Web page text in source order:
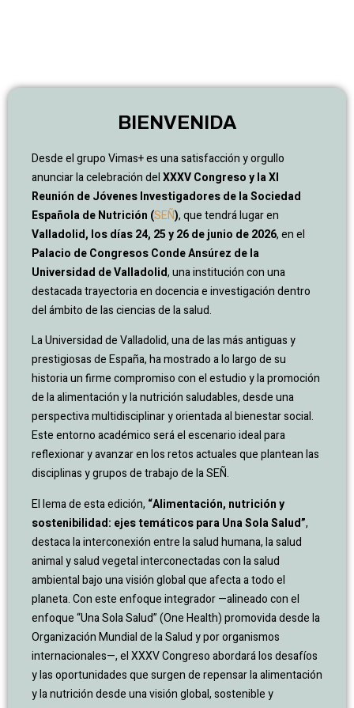
BIENVENIDA
Desde el grupo Vimas+ es una satisfacción y orgullo
anunciar la celebración delXXXV Congreso y la XI
Reunión de Jóvenes Investigadores de la Sociedad
Española de Nutrición (SEÑ), que tendrá lugar en
Valladolid, los días 24, 25 y 26 de junio de 2026, en el
Palacio de Congresos Conde Ansúrez de la
Universidad de Valladolid, una institución con una
destacada trayectoria en docencia e investigación dentro
del ámbito de las ciencias de la salud.
La Universidad de Valladolid, una de las más antiguas y
prestigiosas de España, ha mostrado a lo largo de su
historia un firme compromiso con el estudio y la promoción
de la alimentación y la nutrición saludables, desde una
perspectiva multidisciplinar y orientada al bienestar social.
Este entorno académico será el escenario ideal para
reflexionar y avanzar en los retos actuales que plantean las
disciplinas y grupos de trabajo de la SEÑ.
El lema de esta edición, “Alimentación, nutrición y
sostenibilidad: ejes temáticos para Una Sola Salud”,
destaca la interconexión entre la salud humana, la salud
animal y salud vegetal interconectadas con la salud
ambiental bajo una visión global que afecta a todo el
planeta. Con este enfoque integrador —alineado con el
enfoque “Una Sola Salud” (One Health) promovida desde la
Organización Mundial de la Salud y por organismos
internacionales—, el XXXV Congreso abordará los desafíos
y las oportunidades que surgen de repensar la alimentación
y la nutrición desde una visión global, sostenible y